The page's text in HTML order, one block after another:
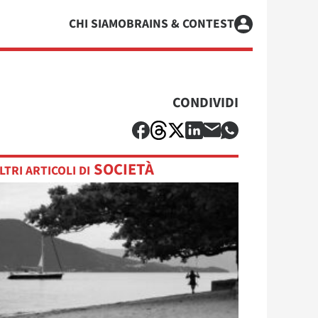
CHI SIAMOBRAINS & CONTEST
CONDIVIDI
ARTICOLI DI SOCIETÀ